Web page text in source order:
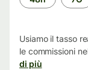
di
Usiamo il tasso
le commissioni
di più